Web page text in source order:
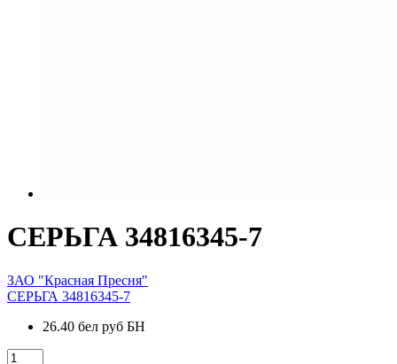
СЕРЬГА 34816345-7
ЗАО "Красная Пресня"
СЕРЬГА 34816345-7
26.40 бел руб БН